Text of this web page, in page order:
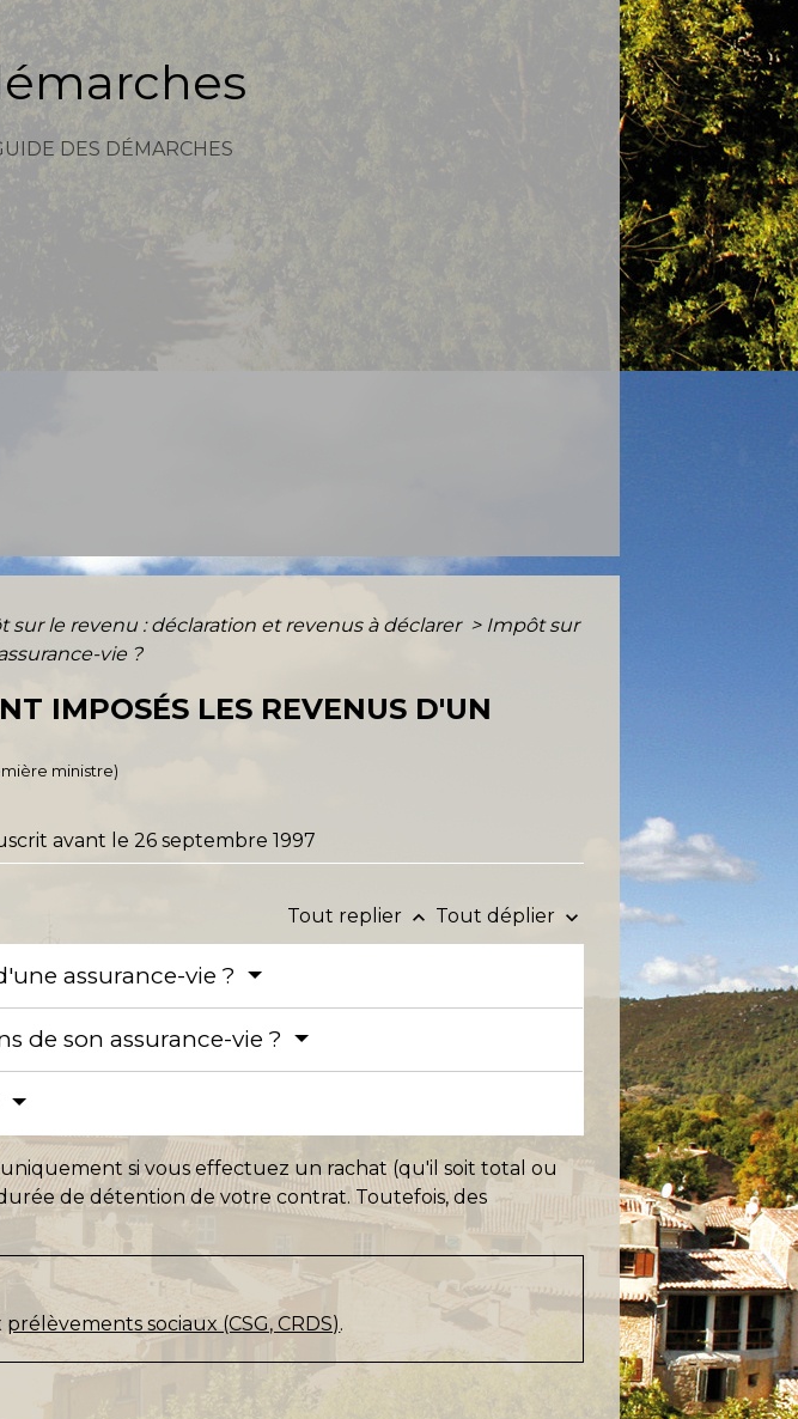
DES DÉMARCHES
sur le revenu : déclaration et revenus à déclarer > Impôt sur
vie ?
IMPOSÉS LES REVENUS D'UN
ministre)
avant le 26 septembre 1997
Tout replier keyboard_arrow_up Tout déplier keyboard_arrow_down
assurance-vie ?
de son assurance-vie ?
uniquement si vous effectuez un rachat (qu'il soit total ou
de détention de votre contrat. Toutefois, des
prélèvements sociaux (CSG, CRDS).